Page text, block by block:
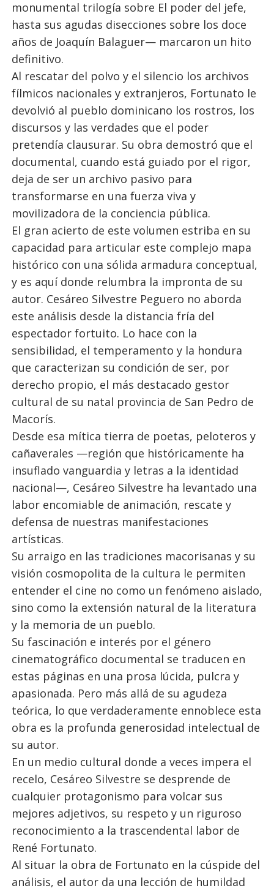
monumental trilogía sobre El poder del jefe,
hasta sus agudas disecciones sobre los doce
años de Joaquín Balaguer— marcaron un hito
definitivo.
Al rescatar del polvo y el silencio los archivos
fílmicos nacionales y extranjeros, Fortunato le
devolvió al pueblo dominicano los rostros, los
discursos y las verdades que el poder
pretendía clausurar. Su obra demostró que el
documental, cuando está guiado por el rigor,
deja de ser un archivo pasivo para
transformarse en una fuerza viva y
movilizadora de la conciencia pública.
El gran acierto de este volumen estriba en su
capacidad para articular este complejo mapa
histórico con una sólida armadura conceptual,
y es aquí donde relumbra la impronta de su
autor. Cesáreo Silvestre Peguero no aborda
este análisis desde la distancia fría del
espectador fortuito. Lo hace con la
sensibilidad, el temperamento y la hondura
que caracterizan su condición de ser, por
derecho propio, el más destacado gestor
cultural de su natal provincia de San Pedro de
Macorís.
Desde esa mítica tierra de poetas, peloteros y
cañaverales —región que históricamente ha
insuflado vanguardia y letras a la identidad
nacional—, Cesáreo Silvestre ha levantado una
labor encomiable de animación, rescate y
defensa de nuestras manifestaciones
artísticas.
Su arraigo en las tradiciones macorisanas y su
visión cosmopolita de la cultura le permiten
entender el cine no como un fenómeno aislado,
sino como la extensión natural de la literatura
y la memoria de un pueblo.
Su fascinación e interés por el género
cinematográfico documental se traducen en
estas páginas en una prosa lúcida, pulcra y
apasionada. Pero más allá de su agudeza
teórica, lo que verdaderamente ennoblece esta
obra es la profunda generosidad intelectual de
su autor.
En un medio cultural donde a veces impera el
recelo, Cesáreo Silvestre se desprende de
cualquier protagonismo para volcar sus
mejores adjetivos, su respeto y un riguroso
reconocimiento a la trascendental labor de
René Fortunato.
Al situar la obra de Fortunato en la cúspide del
análisis, el autor da una lección de humildad